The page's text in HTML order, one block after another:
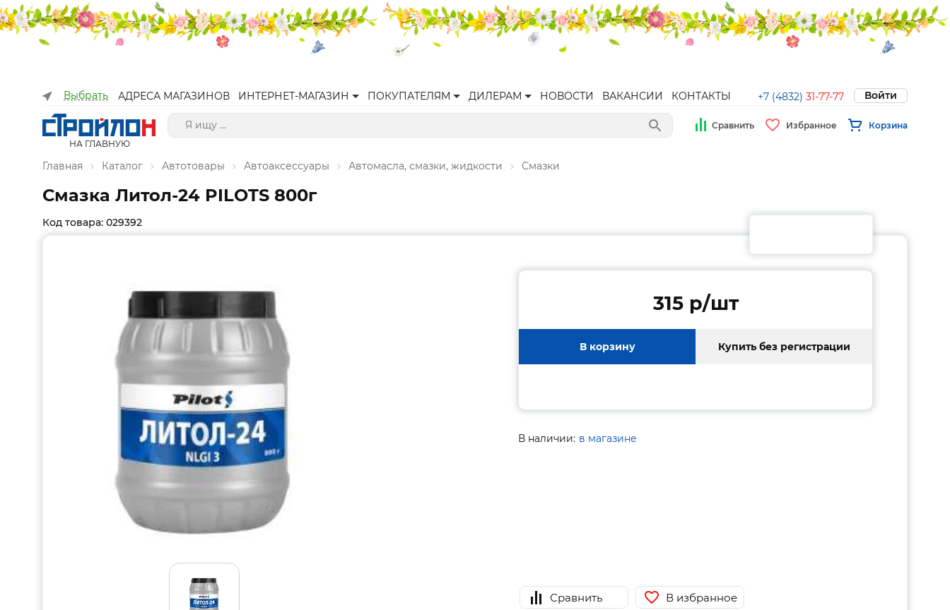
Выбрать АДРЕСА МАГАЗИНОВ ИНТЕРНЕТ-МАГАЗИН ПОКУПАТЕЛЯМ ДИЛЕРАМ НОВОСТИ ВАКАНСИИ КОНТАКТЫ +7 (4832) 31-77-77 Войти
НА ГЛАВНУЮ
Сравнить Избранное Корзина
Главная Каталог Автотовары Автоаксессуары Автомасла, смазки, жидкости Смазки
Смазка Литол-24 PILOTS 800г
Код товара: 029392
315 p/шт
В корзину Купить без регистрации
В наличии: в магазине
Сравнить В избранное